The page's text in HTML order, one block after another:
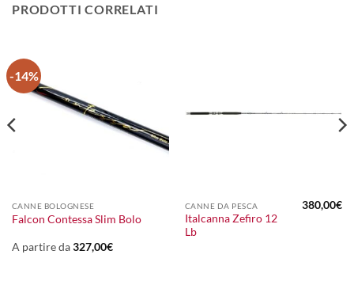
PRODOTTI CORRELATI
-14%
CANNE BOLOGNESE
Falcon Contessa Slim Bolo
A partire da327,00€
CANNE DA PESCA
Italcanna Zefiro 12
Lb
380,00€